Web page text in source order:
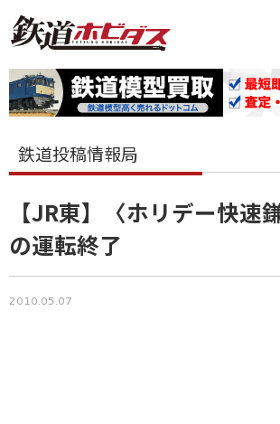
鉄道投稿情報局
【JR東】〈ホリデー快
の運転終了
2010.05.07